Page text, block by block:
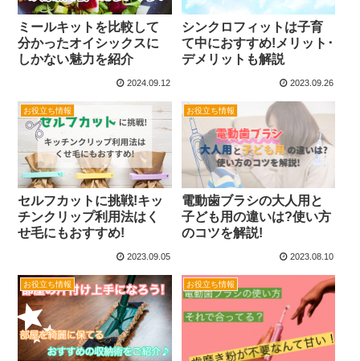
ミールキットを比較して
分かったオイシックスに
しかない魅力を紹介
2024.09.12
シンクロフィットは子育
て中におすすめ!メリット･
デメリットも解説
2023.09.26
お役立ち情報
セルフカットに挑戦!キッ
チンクリップ利用法はく
せ毛にもおすすめ!
2023.09.05
お役立ち情報
電動歯ブラシの大人用と
子ども用の違いは?使い方
のコツを解説!
2023.08.10
お役立ち情報 お役立ち情報